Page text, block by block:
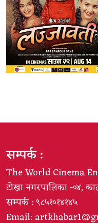
सम्पर्क :
The World Cinema
टोखा नगरपालिका -०४,
सम्पर्क : ९८५१०१४१४५
Email: